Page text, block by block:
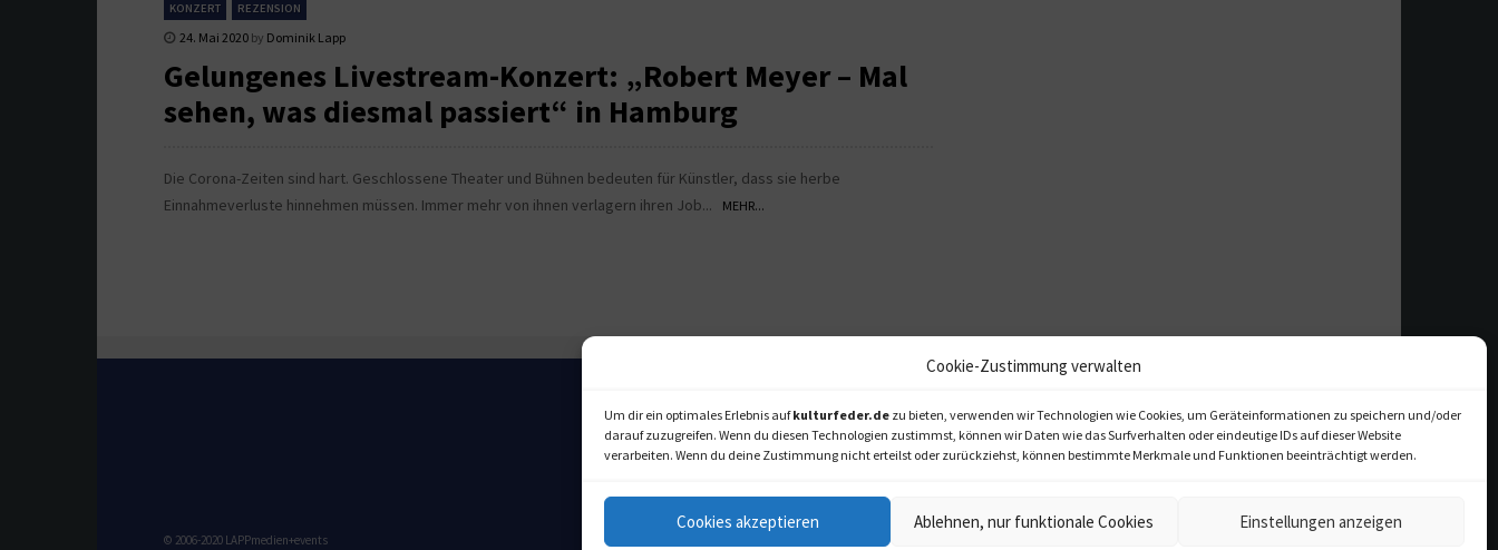
Cookie-Zustimmung verwalten
Um dir ein optimales Erlebnis aufkulturfeder.de zu bieten, verwenden wir Technologien wie Cookies, um Geräteinformationen zu speichern und/oder
darauf zuzugreifen. Wenn du diesen Technologien zustimmst, können wir Daten wie das Surfverhalten oder eindeutige IDs auf dieser Website
verarbeiten. Wenn du deine Zustimmung nicht erteilst oder zurückziehst, können bestimmte Merkmale und Funktionen beeinträchtigt werden.
Cookies akzeptieren Ablehnen, nur funktionale Cookies Einstellungen anzeigen
KONZERT REZENSION
24. Mai 2020 by Dominik Lapp
Gelungenes Livestream-Konzert: „Robert Meyer – Mal
sehen, was diesmal passiert“ in Hamburg
Die Corona-Zeiten sind hart. Geschlossene Theater und Bühnen bedeuten für Künstler, dass sie herbe
Einnahmeverluste hinnehmen müssen. Immer mehr von ihnen verlagern ihren Job...
MEHR...
© 2006-2020 LAPPmedien+events
kulturfeder.de – Onlinemagazin